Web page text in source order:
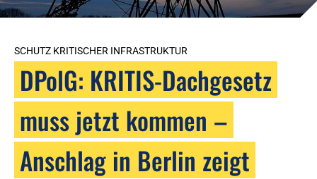
SCHUTZ KRITISCHER INFRASTRUKTUR
DPolG: KRITIS-Dachgesetz
muss jetzt kommen –
Anschlag in Berlin zeigt